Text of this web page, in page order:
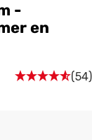
-
en
(54)